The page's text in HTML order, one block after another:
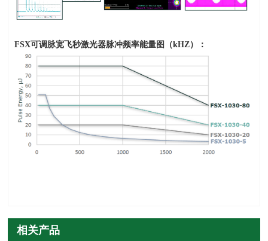
FSX可调脉宽飞秒激光器脉冲频率能量图（kHZ）：
相关产品